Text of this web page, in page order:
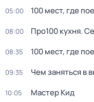
05:00 100 мест, где
08:00 Про100 кухня.
08:35 100 мест, где
09:35 Чем заняться в
10:05 Мастер Кид